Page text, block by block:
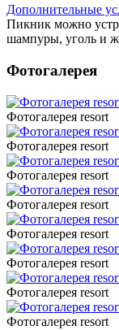
Дополнительные
Пикник можно
шампуры, уголь и
Фотогалерея
Фотогалерея resort
Фотогалерея resort
Фотогалерея resort
Фотогалерея resort
Фотогалерея resort
Фотогалерея resort
Фотогалерея resort
Фотогалерея resort